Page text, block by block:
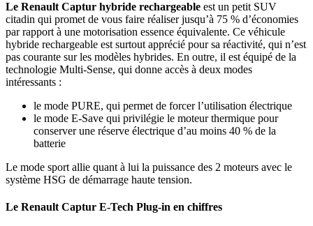
Le Renault Captur hybride rechargeable est un petit SUV
citadin qui promet de vous faire réaliser jusqu’à 75 % d’économies
par rapport à une motorisation essence équivalente. Ce véhicule
hybride rechargeable est surtout apprécié pour sa réactivité, qui n’est
pas courante sur les modèles hybrides. En outre, il est équipé de la
technologie Multi-Sense, qui donne accès à deux modes
intéressants :
le mode PURE, qui permet de forcer l’utilisation électrique
le mode E-Save qui privilégie le moteur thermique pour
conserver une réserve électrique d’au moins 40 % de la
batterie
Le mode sport allie quant à lui la puissance des 2 moteurs avec le
système HSG de démarrage haute tension.
Le Renault Captur E-Tech Plug-in en chiffres